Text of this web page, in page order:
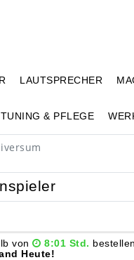
LAUTSPRECHER
TUNING & PFLEGE
von 8:01 Std. bestellen.
Heute!